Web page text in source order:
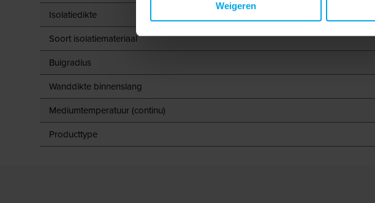
Weigeren
Isolatiedikte
Soort isolatiemateriaal
Buigradius
Wanddikte binnenslang
Mediumtemperatuur (continu)
Producttype